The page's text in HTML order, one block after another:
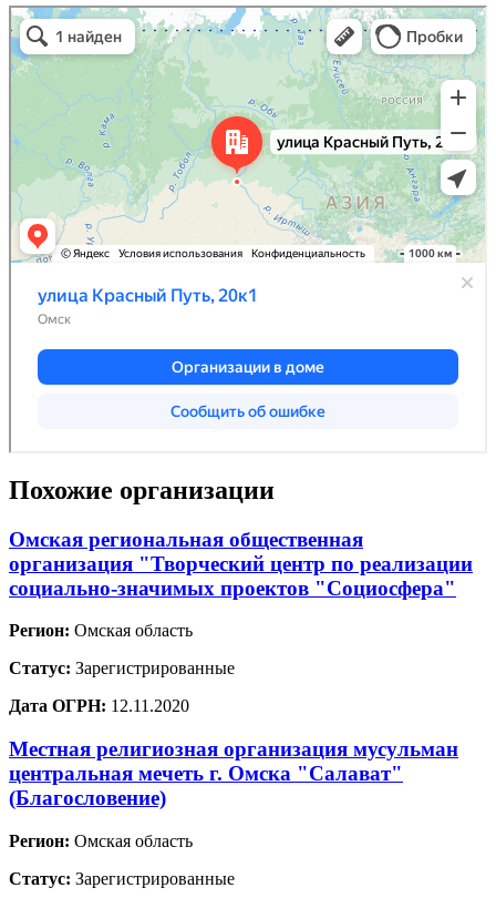
Похожие организации
Омская региональная общественная
организация "Творческий центр по реализации
социально-значимых проектов "Социосфера"
Регион: Омская область
Статус: Зарегистрированные
Дата ОГРН: 12.11.2020
Местная религиозная организация мусульман
центральная мечеть г. Омска "Салават"
(Благословение)
Регион: Омская область
Статус: Зарегистрированные